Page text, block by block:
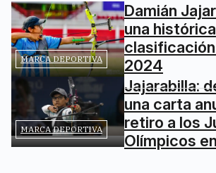
MARCA DEPORTIVA
Damián
una histórica
clasificación
2024
MARCA DEPORTIVA
Jajarabilla:
una carta
retiro a los
Olímpicos